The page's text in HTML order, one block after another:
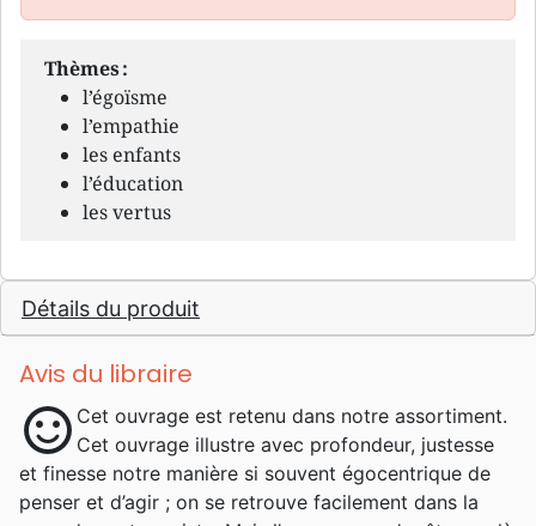
Thèmes :
l’égoïsme
l’empathie
les enfants
l’éducation
les vertus
Détails du produit
Avis du libraire
sentiment_satisfied Cet ouvrage est retenu dans notre assortiment.
Cet ouvrage illustre avec profondeur, justesse
et finesse notre manière si souvent égocentrique de
penser et d’agir ; on se retrouve facilement dans la